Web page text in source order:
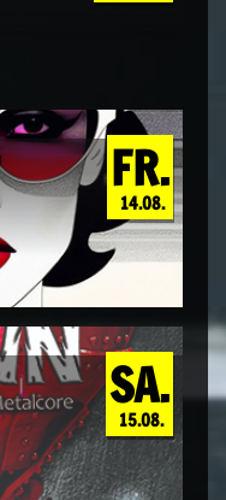
FR.
14.08.
SA.
15.08.